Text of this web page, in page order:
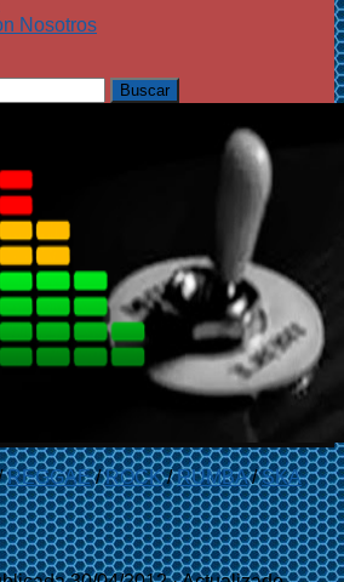
Nosotros
REGGAE / ROCK / RUMBA / SKA